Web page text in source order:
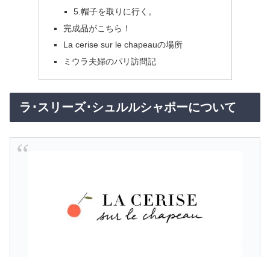
5.帽子を取りに行く。
完成品がこちら！
La cerise sur le chapeauの場所
ミウラ夫婦のパリ訪問記
ラ･スリーズ･シュルルシャポーについて